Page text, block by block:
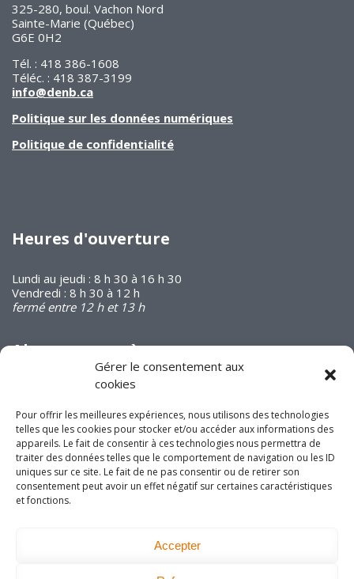
Gérer le consentement aux
cookies
Pour offrir les meilleures expériences, nous utilisons des technologies
telles que les cookies pour stocker et/ou accéder aux informations des
appareils. Le fait de consentir à ces technologies nous permettra de
traiter des données telles que le comportement de navigation ou les ID
uniques sur ce site. Le fait de ne pas consentir ou de retirer son
consentement peut avoir un effet négatif sur certaines caractéristiques
et fonctions.
Accepter
325-280, boul. Vachon Nord
Sainte-Marie (Québec)
G6E 0H2
Tél. : 418 386-1608
Téléc. : 418 387-3199
info@denb.ca
Politique sur les données numériques
Politique de confidentialité
Heures d'ouverture
Lundi au jeudi : 8 h 30 à 16 h 30
Vendredi : 8 h 30 à 12 h
fermé entre 12 h et 13 h
Abonnez-vous à
notre infolettre
Joignez-vous à nous
sur les réseaux
sociaux!